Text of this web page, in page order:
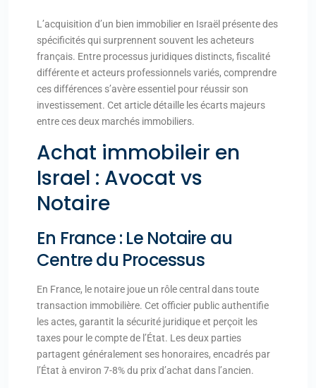
L’acquisition d’un bien immobilier en Israël présente des
spécificités qui surprennent souvent les acheteurs
français. Entre processus juridiques distincts, fiscalité
différente et acteurs professionnels variés, comprendre
ces différences s’avère essentiel pour réussir son
investissement. Cet article détaille les écarts majeurs
entre ces deux marchés immobiliers.
Achat immobileir en
Israel : Avocat vs
Notaire
En France : Le Notaire au
Centre du Processus
En France, le notaire joue un rôle central dans toute
transaction immobilière. Cet officier public authentifie
les actes, garantit la sécurité juridique et perçoit les
taxes pour le compte de l’État. Les deux parties
partagent généralement ses honoraires, encadrés par
l’État à environ 7-8% du prix d’achat dans l’ancien.